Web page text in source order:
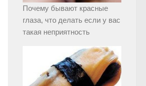
Почему бывают красные
глаза, что делать если у вас
такая неприятность